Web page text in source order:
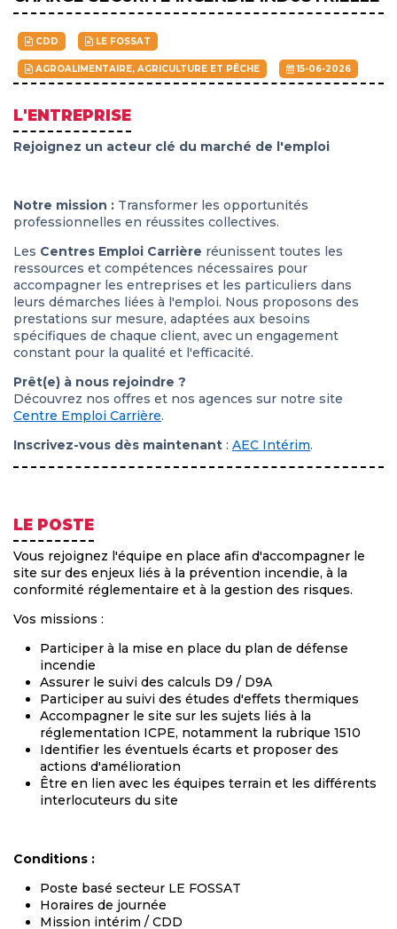
CDD LE FOSSAT
AGROALIMENTAIRE, AGRICULTURE ET PÊCHE 15-06-2026
L'ENTREPRISE
Rejoignez un acteur clé du marché de l'emploi
Notre mission : Transformer les opportunités
professionnelles en réussites collectives.
Les Centres Emploi Carrière réunissent toutes les
ressources et compétences nécessaires pour
accompagner les entreprises et les particuliers dans
leurs démarches liées à l'emploi. Nous proposons des
prestations sur mesure, adaptées aux besoins
spécifiques de chaque client, avec un engagement
constant pour la qualité et l'efficacité.
Prêt(e) à nous rejoindre ?
Découvrez nos offres et nos agences sur notre site
Centre Emploi Carrière.
Inscrivez-vous dès maintenant : AEC Intérim.
LE POSTE
Vous rejoignez l'équipe en place afin d'accompagner le
site sur des enjeux liés à la prévention incendie, à la
conformité réglementaire et à la gestion des risques.
Vos missions :
Participer à la mise en place du plan de défense
incendie
Assurer le suivi des calculs D9 / D9A
Participer au suivi des études d'effets thermiques
Accompagner le site sur les sujets liés à la
réglementation ICPE, notamment la rubrique 1510
Identifier les éventuels écarts et proposer des
actions d'amélioration
Être en lien avec les équipes terrain et les différents
interlocuteurs du site
Conditions :
Poste basé secteur LE FOSSAT
Horaires de journée
Mission intérim / CDD